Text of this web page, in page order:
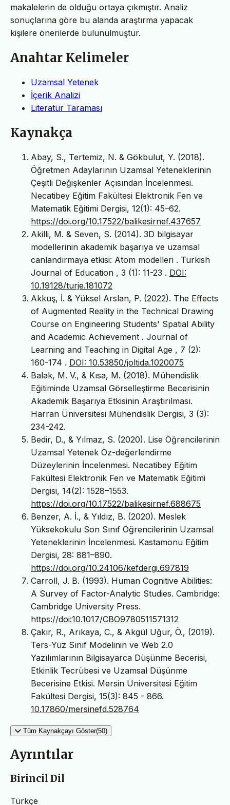
makalelerin de olduğu ortaya çıkmıştır. Analiz
sonuçlarına göre bu alanda araştırma yapacak
kişilere önerilerde bulunulmuştur.
Anahtar Kelimeler
Uzamsal Yetenek
İçerik Analizi
Literatür Taraması
Kaynakça
Abay, S., Tertemiz, N. & Gökbulut, Y. (2018).
Öğretmen Adaylarının Uzamsal Yeteneklerinin
Çeşitli Değişkenler Açısından İncelenmesi.
Necatibey Eğitim Fakültesi Elektronik Fen ve
Matematik Eğitimi Dergisi, 12(1): 45–62.
https://doi.org/10.17522/balikesirnef.437657
Akilli, M. & Seven, S. (2014). 3D bilgisayar
modellerinin akademik başarıya ve uzamsal
canlandırmaya etkisi: Atom modelleri . Turkish
Journal of Education , 3 (1): 11-23 . DOI:
10.19128/turje.181072
Akkuş, İ. & Yüksel Arslan, P. (2022). The Effects
of Augmented Reality in the Technical Drawing
Course on Engineering Students' Spatial Ability
and Academic Achievement . Journal of
Learning and Teaching in Digital Age , 7 (2):
160-174 . DOI: 10.53850/joltida.1020075
Balak, M. V., & Kısa, M. (2018). Mühendislik
Eğitiminde Uzamsal Görselleştirme Becerisinin
Akademik Başarıya Etkisinin Araştırılması.
Harran Üniversitesi Mühendislik Dergisi, 3 (3):
234-242.
Bedir, D., & Yılmaz, S. (2020). Lise Öğrencilerinin
Uzamsal Yetenek Öz-değerlendirme
Düzeylerinin İncelenmesi. Necatibey Eğitim
Fakültesi Elektronik Fen ve Matematik Eğitimi
Dergisi, 14(2): 1528–1553.
https://doi.org/10.17522/balikesirnef.688675
Benzer, A. İ., & Yıldız, B. (2020). Meslek
Yüksekokulu Son Sınıf Öğrencilerinin Uzamsal
Yeteneklerinin İncelenmesi. Kastamonu Eğitim
Dergisi, 28: 881–890.
https://doi.org/10.24106/kefdergi.697819
Carroll, J. B. (1993). Human Cognitive Abilities:
A Survey of Factor-Analytic Studies. Cambridge:
Cambridge University Press.
https://doi:10.1017/CBO9780511571312
Çakır, R., Arıkaya, C., & Akgül Uğur, Ö., (2019).
Ters-Yüz Sınıf Modelinin ve Web 2.0
Yazılımlarının Bilgisayarca Düşünme Becerisi,
Etkinlik Tecrübesi ve Uzamsal Düşünme
Becerisine Etkisi. Mersin Üniversitesi Eğitim
Fakültesi Dergisi, 15(3): 845 - 866.
10.17860/mersinefd.528764
Tüm Kaynakçayı Göster(50)
Ayrıntılar
Birincil Dil
Türkçe